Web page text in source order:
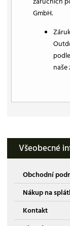
GmbH.
Všeobecné
Obchodní
Nákup na
Kontakt